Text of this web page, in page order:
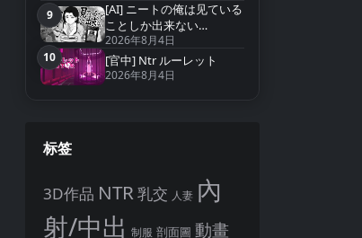
第9名
9
[AI] ニートの俺は见ている
ことしか出来ない
(Ver2026.07.15
2026年8月4日
第10名
10 [官中] Ntr ルーレット
2026年8月4日
标签
3D作品 NTR乳交 人妻 內
射/中出 制服 剖面圖 動畫